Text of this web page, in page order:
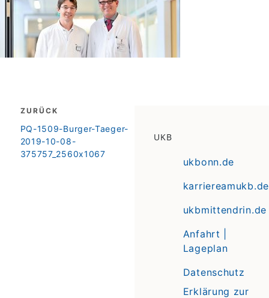
Beitragsnavigation
ZURÜCK
zurück
PQ-1509-Burger-Taeger-
2019-10-08-
375757_2560x1067
UKB
ukbonn.de
karriereamukb.de
ukbmittendrin.de
Anfahrt |
Lageplan
Datenschutz
Erklärung zur